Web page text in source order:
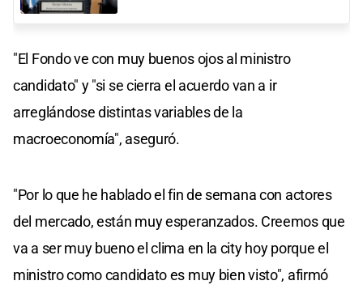
"El Fondo ve con muy buenos ojos al ministro
candidato" y "si se cierra el acuerdo van a ir
arreglándose distintas variables de la
macroeconomía", aseguró.
"Por lo que he hablado el fin de semana con actores
del mercado, están muy esperanzados. Creemos que
va a ser muy bueno el clima en la city hoy porque el
ministro como candidato es muy bien visto", afirmó